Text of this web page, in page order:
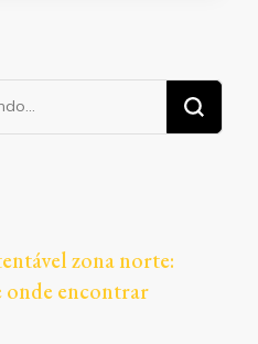
zona norte:
onde encontrar